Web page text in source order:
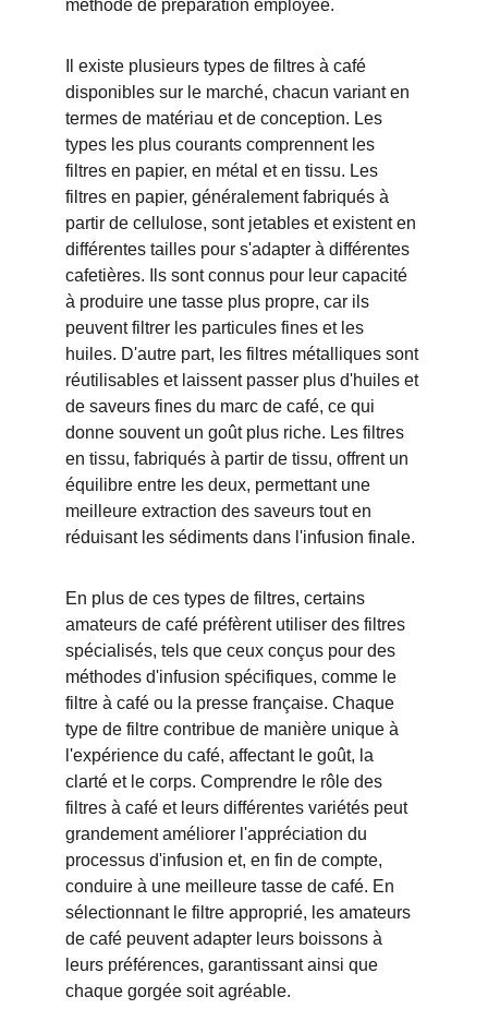
méthode de préparation employée.
Il existe plusieurs types de filtres à café
disponibles sur le marché, chacun variant en
termes de matériau et de conception. Les
types les plus courants comprennent les
filtres en papier, en métal et en tissu. Les
filtres en papier, généralement fabriqués à
partir de cellulose, sont jetables et existent en
différentes tailles pour s'adapter à différentes
cafetières. Ils sont connus pour leur capacité
à produire une tasse plus propre, car ils
peuvent filtrer les particules fines et les
huiles. D'autre part, les filtres métalliques sont
réutilisables et laissent passer plus d'huiles et
de saveurs fines du marc de café, ce qui
donne souvent un goût plus riche. Les filtres
en tissu, fabriqués à partir de tissu, offrent un
équilibre entre les deux, permettant une
meilleure extraction des saveurs tout en
réduisant les sédiments dans l'infusion finale.
En plus de ces types de filtres, certains
amateurs de café préfèrent utiliser des filtres
spécialisés, tels que ceux conçus pour des
méthodes d'infusion spécifiques, comme le
filtre à café ou la presse française. Chaque
type de filtre contribue de manière unique à
l'expérience du café, affectant le goût, la
clarté et le corps. Comprendre le rôle des
filtres à café et leurs différentes variétés peut
grandement améliorer l'appréciation du
processus d'infusion et, en fin de compte,
conduire à une meilleure tasse de café. En
sélectionnant le filtre approprié, les amateurs
de café peuvent adapter leurs boissons à
leurs préférences, garantissant ainsi que
chaque gorgée soit agréable.